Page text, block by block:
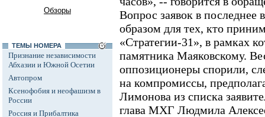
Обзоры
ТЕМЫ НОМЕРА
Признание независимости
Абхазии и Южной Осетии
Автопром
Ксенофобия и неофашизм в
России
Россия и Прибалтика
Вопрос заявок в последнее
образом для тех, кто
«Стратегии-31», в рамках
памятника Маяковскому.
оппозиционеры спорили,
на компромиссы,
Лимонова из списка
глава МХГ Людмила